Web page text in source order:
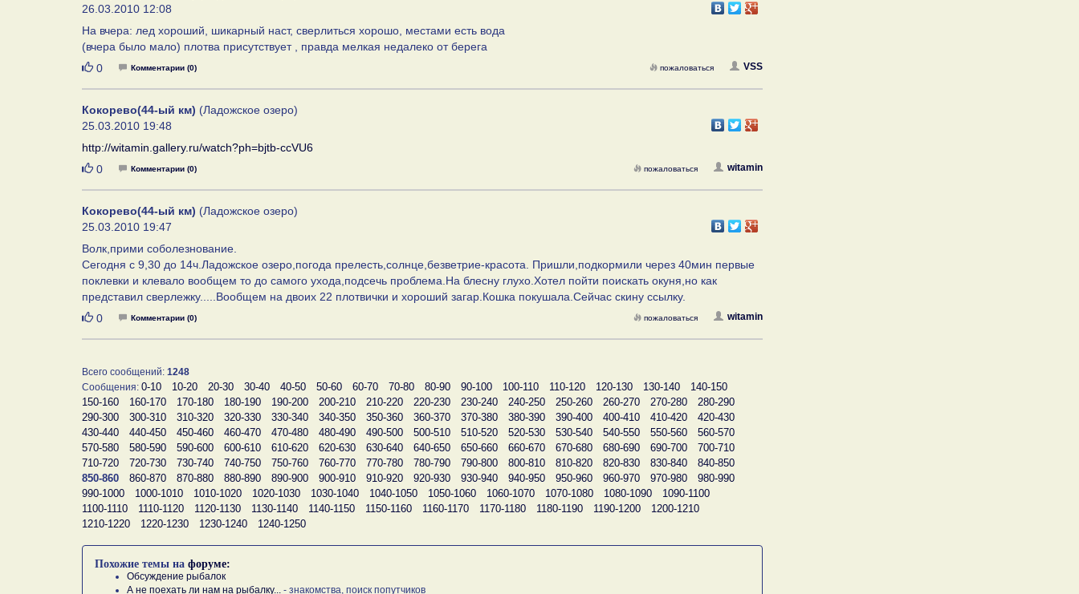
26.03.2010 12:08
На вчера: лед хороший, шикарный наст, сверлиться хорошо, местами есть вода
(вчера было мало) плотва присутствует , правда мелкая недалеко от берега
Нравится
0 Комментарии (0) VSS
пожаловаться
Кокорево(44-ый км) (Ладожское озеро)
25.03.2010 19:48
http://witamin.gallery.ru/watch?ph=bjtb-ccVU6
Нравится
0 Комментарии (0) witamin
пожаловаться
Кокорево(44-ый км) (Ладожское озеро)
25.03.2010 19:47
Волк,прими соболезнование.
Сегодня с 9,30 до 14ч.Ладожское озеро,погода прелесть,солнце,безветрие-красота. Пришли,подкормили через 40мин первые
поклевки и клевало вообщем то до самого ухода,подсечь проблема.На блесну глухо.Хотел пойти поискать окуня,но как
представил сверлежку.....Вообщем на двоих 22 плотвички и хороший загар.Кошка покушала.Сейчас скину ссылку.
Нравится
0 Комментарии (0) witamin
пожаловаться
Всего сообщений: 1248
Сообщения: 0-10 10-20 20-30 30-40 40-50 50-60 60-70 70-80 80-90 90-100 100-110 110-120 120-130 130-140
140-150
150-160
160-170 170-180 180-190 190-200 200-210 210-220 220-230 230-240 240-250 250-260 260-270 270-280
280-290
290-300
300-310 310-320 320-330 330-340 340-350 350-360 360-370 370-380 380-390 390-400 400-410 410-420
420-430
430-440
440-450 450-460 460-470 470-480 480-490 490-500 500-510 510-520 520-530 530-540 540-550 550-560
560-570
570-580
580-590 590-600 600-610 610-620 620-630 630-640 640-650 650-660 660-670 670-680 680-690 690-700
700-710
710-720
720-730 730-740 740-750 750-760 760-770 770-780 780-790 790-800 800-810 810-820 820-830 830-840
840-850
850-860
860-870 870-880 880-890 890-900 900-910 910-920 920-930 930-940 940-950 950-960 960-970 970-980
980-990
990-1000
1000-1010 1010-1020 1020-1030 1030-1040 1040-1050 1050-1060 1060-1070 1070-1080 1080-1090
1090-1100
1100-1110
1110-1120 1120-1130 1130-1140 1140-1150 1150-1160 1160-1170 1170-1180 1180-1190 1190-1200
1200-1210
1210-1220
1220-1230 1230-1240 1240-1250
Похожие темы на форуме:
Обсуждение рыбалок
А не поехать ли нам на рыбалку... - знакомства, поиск попутчиков